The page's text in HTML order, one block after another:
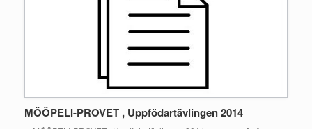
MÖÖPELI-PROVET , Uppfödartävlingen 2014